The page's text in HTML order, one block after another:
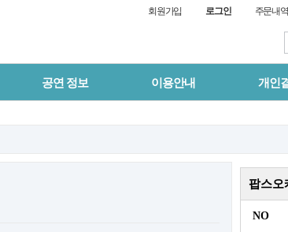
회원가입 로그인 주문내
공연 정보 이용안내 개인
팝스오
NO